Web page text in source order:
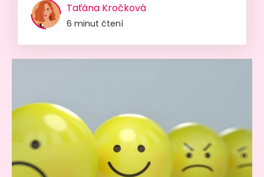
Taťána Kročková
6 minut čtení